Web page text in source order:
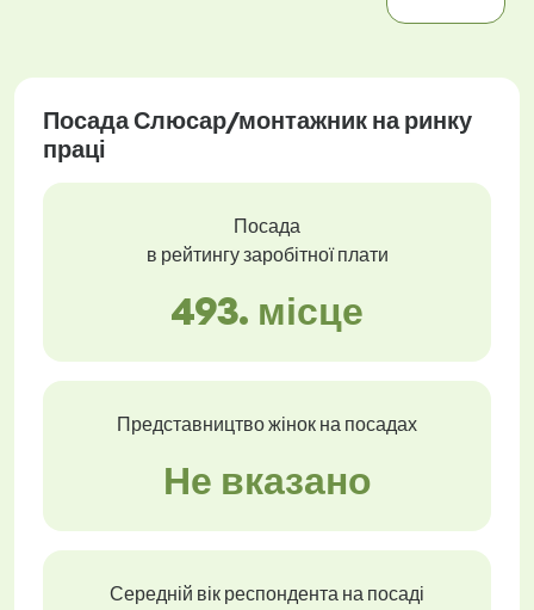
Посада Слюсар/монтажник на ринку
праці
Посада
в рейтингу заробітної плати
493. місце
Представництво жінок на посадах
Не вказано
Середній вік респондента на посаді